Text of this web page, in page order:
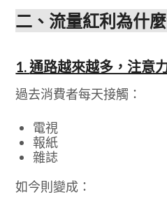
二、流量紅利為什
1.通路越來越多，注意
過去消費者每天接觸：
電視
報紙
雜誌
如今則變成：